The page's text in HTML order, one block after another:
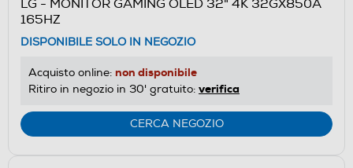
LG - MONITOR GAMING OLED 32" 4K 32GX850A
165HZ
DISPONIBILE SOLO IN NEGOZIO
Acquisto online: non disponibile
Ritiro in negozio in 30' gratuito: verifica
CERCA NEGOZIO